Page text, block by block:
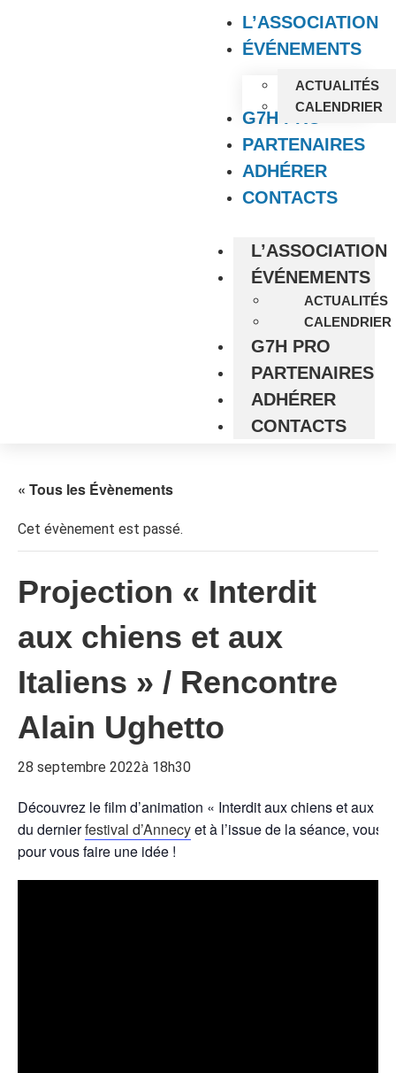
L’ASSOCIATION
ÉVÉNEMENTS
ACTUALITÉS
CALENDRIER
G7H PRO
PARTENAIRES
ADHÉRER
CONTACTS
L’ASSOCIATION
ÉVÉNEMENTS
ACTUALITÉS
CALENDRIER
G7H PRO
PARTENAIRES
ADHÉRER
CONTACTS
« Tous les Évènements
Cet évènement est passé.
Projection « Interdit
aux chiens et aux
Italiens » / Rencontre
Alain Ughetto
28 septembre 2022à 18h30
Découvrez le film d’animation « Interdit aux chiens et aux
du dernierfestival d’Annecyet à l’issue de la séance, vous
pour vous faire une idée !